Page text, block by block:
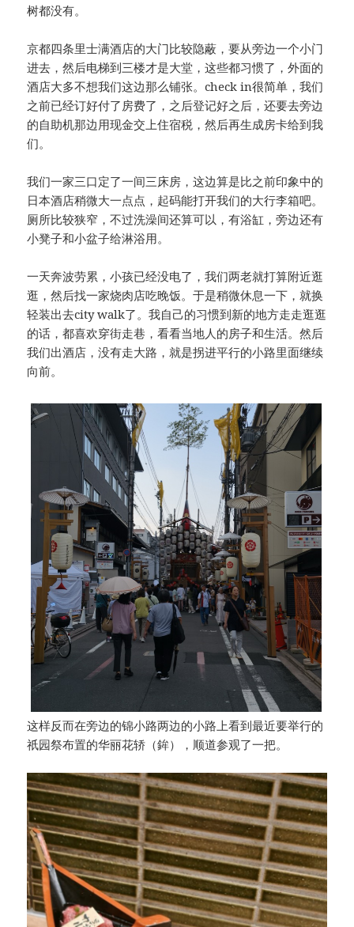
树都没有。
京都四条里士满酒店的大门比较隐蔽，要从旁边一个小门
进去，然后电梯到三楼才是大堂，这些都习惯了，外面的
酒店大多不想我们这边那么铺张。check in很简单，我们
之前已经订好付了房费了，之后登记好之后，还要去旁边
的自助机那边用现金交上住宿税，然后再生成房卡给到我
们。
我们一家三口定了一间三床房，这边算是比之前印象中的
日本酒店稍微大一点点，起码能打开我们的大行李箱吧。
厕所比较狭窄，不过洗澡间还算可以，有浴缸，旁边还有
小凳子和小盆子给淋浴用。
一天奔波劳累，小孩已经没电了，我们两老就打算附近逛
逛，然后找一家烧肉店吃晚饭。于是稍微休息一下，就换
轻装出去city walk了。我自己的习惯到新的地方走走逛逛
的话，都喜欢穿街走巷，看看当地人的房子和生活。然后
我们出酒店，没有走大路，就是拐进平行的小路里面继续
向前。
这样反而在旁边的锦小路两边的小路上看到最近要举行的
祇园祭布置的华丽花轿（鉾），顺道参观了一把。